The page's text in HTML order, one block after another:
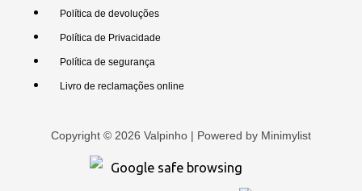
Política de devoluções
Política de Privacidade
Política de segurança
Livro de reclamações online
Copyright © 2026 Valpinho | Powered by Minimylist